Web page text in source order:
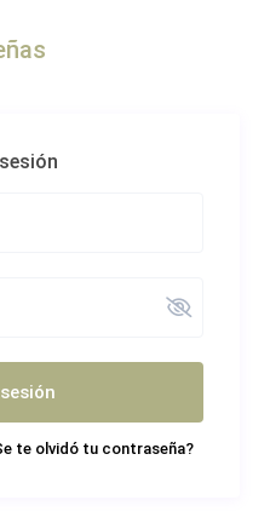
te olvidó tu contraseña?